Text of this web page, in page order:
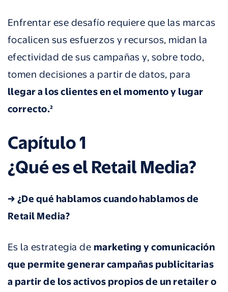
Enfrentar ese desafío requiere que las marcas
focalicen sus esfuerzos y recursos, midan la
efectividad de sus campañas y, sobre todo,
tomen decisiones a partir de datos, para
llegar a los clientes en el momento y lugar
correcto.²
Capítulo 1
¿Qué es el Retail Media?
→ ¿De qué hablamos cuando hablamos de
Retail Media?
Es la estrategia de marketing y comunicación
que permite generar campañas publicitarias
a partir de los activos propios de un retailer o